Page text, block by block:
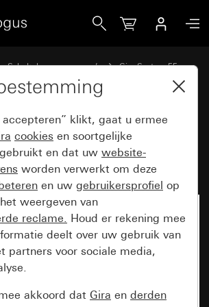
Schakelaarprogramma’s
Gira System 55
met
accepteren” klikt, gaat u ermee
cookies en soortgelijke
en dat uw website-
worden verwerkt om deze
en uw gebruikersprofiel op
weergeven van
reclame. Houd er rekening mee
deelt over uw gebruik van
partners voor sociale media,
akkoord dat Gira en derden